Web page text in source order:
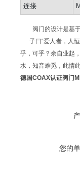
连接
阀门的设计是基于
子曰“爱人者，人恒
乎，可乎？余自业起
水，知音难觅，此情
德国COAX认证阀门
您的